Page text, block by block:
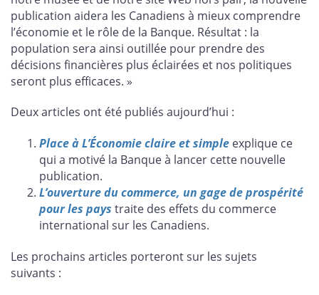
publication aidera les Canadiens à mieux comprendre
l’économie et le rôle de la Banque. Résultat : la
population sera ainsi outillée pour prendre des
décisions financières plus éclairées et nos politiques
seront plus efficaces. »
Deux articles ont été publiés aujourd’hui :
Place à L’Économie claire et simple explique ce
qui a motivé la Banque à lancer cette nouvelle
publication.
L’ouverture du commerce, un gage de prospérité
pour les pays traite des effets du commerce
international sur les Canadiens.
Les prochains articles porteront sur les sujets
suivants :